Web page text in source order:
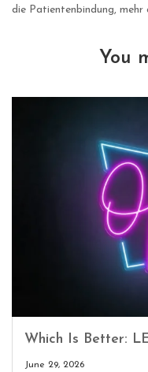
die Patientenbindung, mehr
You
Which Is Better:
June 29, 2026